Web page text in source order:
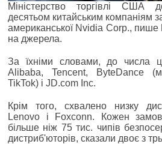
Міністерство торгівлі США
десятьом китайським компаніям
американської Nvidia Corp., пише
на джерела.
За їхніми словами, до числа
Alibaba, Tencent, ByteDance
TikTok) і JD.com Inc.
Крім того, схвалено низку
Lenovo і Foxconn. Кожен
більше ніж 75 тис. чипів
дистриб'юторів, сказали двоє з